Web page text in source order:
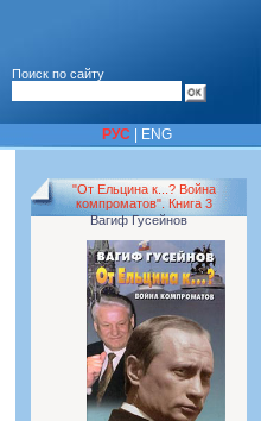
Поиск по сайту
РУС ENG
"От Ельцина к...? Война
компроматов". Книга 3
Вагиф Гусейнов